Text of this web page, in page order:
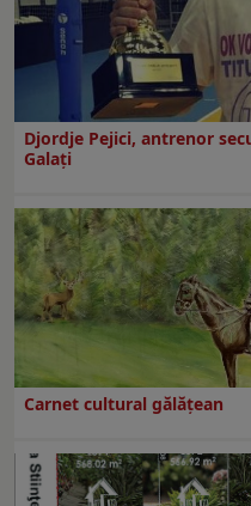
Djordje Pejici, antrenor
Galați
Carnet cultural gălăţean